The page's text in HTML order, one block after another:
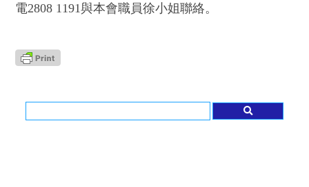
電2808 1191與本會職員徐小姐聯絡。